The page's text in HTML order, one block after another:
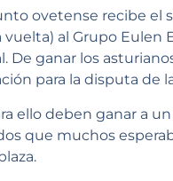
ovetense recibe el
vuelta) al Grupo Eulen
De ganar los
para la disputa de
ello deben ganar a
que muchos